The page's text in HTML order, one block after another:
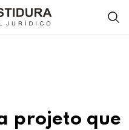
projeto que